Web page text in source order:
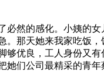
然的感化。小姨的女
。那天她来我家吃饭
够优良，工人身份又
们公司最精采的青